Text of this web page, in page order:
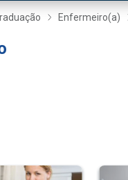
Enfermeiro(a)